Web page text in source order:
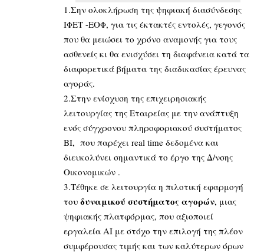
1.Σην ολοκλήρωση της ψηφιακή διασύνδεσης
ΙΦΕΤ -ΕΟΦ, για τις έκτακτές εντολές, γεγονός
που θα μειώσει το χρόνο αναμονής για τους
ασθενείς κι θα ενισχύσει τη διαφάνεια κατά τα
διαφορετικά βήματα της διαδικασίας έρευνας
αγοράς.
2.Στην ενίσχυση της επιχειρησιακής
λειτουργίας της Εταιρείας με την ανάπτυξη
ενός σύγχρονου πληροφοριακού συστήματος
BI, που παρέχει real time δεδομένα και
διευκολύνει σημαντικά το έργο της Δ/νσης
Οικονομικών .
3.Τέθηκε σε λειτουργία η πιλοτική εφαρμογή
του δυναμικού συστήματος αγορών, μιας
ψηφιακής πλατφόρμας, που αξιοποιεί
εργαλεία AI με στόχο την επιλογή της πλέον
συμφέρουσας τιμής και των καλύτερων όρων